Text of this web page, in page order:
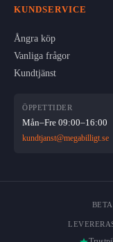
KUNDSERVICE
Ångra köp
Vanliga frågor
Kundtjänst
ÖPPETTIDER
Mån–Fre 09:00–16:00
kundtjanst@megabilligt.se